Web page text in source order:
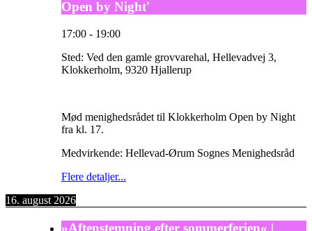
Open by Night'
17:00 - 19:00
Sted: Ved den gamle grovvarehal, Hellevadvej 3,
Klokkerholm, 9320 Hjallerup
Mød menighedsrådet til Klokkerholm Open by Night
fra kl. 17.
Medvirkende: Hellevad-Ørum Sognes Menighedsråd
Flere detaljer...
16. august 2026
»Aftenstemning efter sommerferien« |